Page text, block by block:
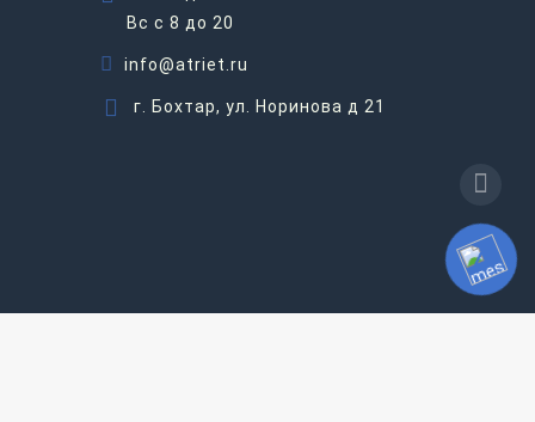
Вс c 8 до 20
info@atriet.ru
г. Бохтар, ул. Норинова д 21